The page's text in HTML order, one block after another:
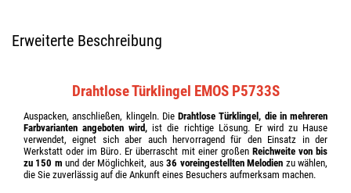
Erweiterte Beschreibung
Drahtlose Türklingel EMOS P5733S
Auspacken, anschließen, klingeln. Die Drahtlose Türklingel, die in mehreren
Farbvarianten angeboten wird, ist die richtige Lösung. Er wird zu Hause
verwendet, eignet sich aber auch hervorragend für den Einsatz in der
Werkstatt oder im Büro. Er überrascht mit einer großen Reichweite von bis
zu 150 m und der Möglichkeit, aus36 voreingestellten Melodien zu wählen,
die Sie zuverlässig auf die Ankunft eines Besuchers aufmerksam machen.